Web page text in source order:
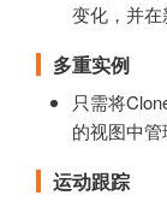
变化，并在
多重实例
只需将
的视图中管
运动跟踪